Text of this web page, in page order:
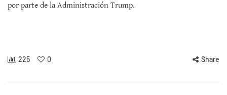
por parte de la Administración Trump.
225 0 Share